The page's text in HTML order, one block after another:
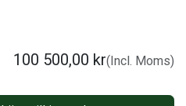
100 500,00 kr(Incl. Moms)